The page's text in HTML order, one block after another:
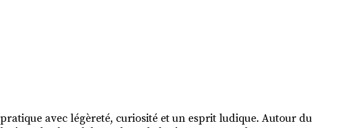
avec légèreté, curiosité et un esprit ludique. Autour du